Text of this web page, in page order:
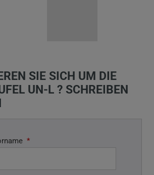
SIE SICH UM DIE
UN-L ? SCHREIBEN
*